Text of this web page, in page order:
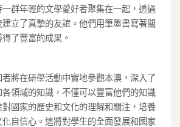
群年輕的文學愛好者聚集在一起，透過
立了真摯的友誼。他們用筆墨書寫著關
了豐富的成果。
將在研學活動中實地參觀本澳，深入了
領域的知識，不僅可以豐富他們的知識
國家的歷史和文化的理解和關注，培養
自信心。這將對學生的全面發展和國家